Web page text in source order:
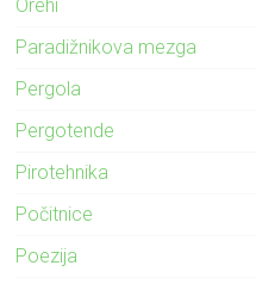
Orehi
Paradižnikova mezga
Pergola
Pergotende
Pirotehnika
Počitnice
Poezija